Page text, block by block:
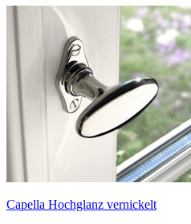
Capella Hochglanz vernickelt